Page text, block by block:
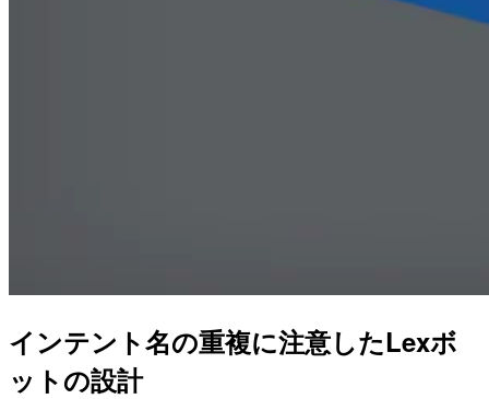
インテント名の重複に注意したLexボ
ットの設計